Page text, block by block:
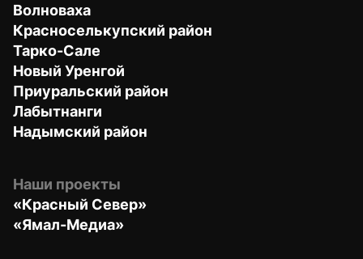
Волноваха
Красноселькупский район
Тарко-Сале
Новый Уренгой
Приуральский район
Лабытнанги
Надымский район
Наши проекты
«Красный Север»
«Ямал-Медиа»